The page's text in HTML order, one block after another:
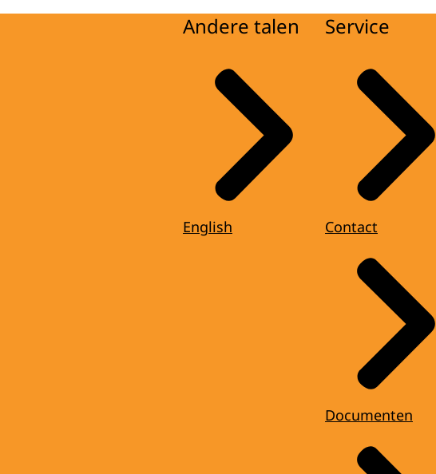
Andere talen
English
Service
Contact
Documenten